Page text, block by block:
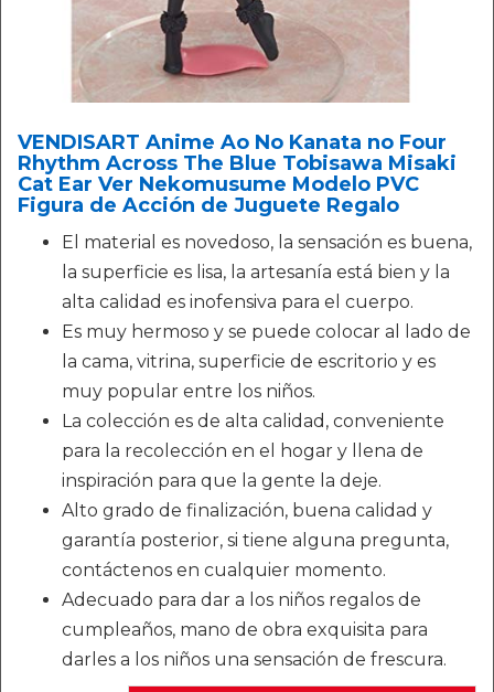
VENDISART Anime Ao No Kanata no Four
Rhythm Across The Blue Tobisawa Misaki
Cat Ear Ver Nekomusume Modelo PVC
Figura de Acción de Juguete Regalo
El material es novedoso, la sensación es buena,
la superficie es lisa, la artesanía está bien y la
alta calidad es inofensiva para el cuerpo.
Es muy hermoso y se puede colocar al lado de
la cama, vitrina, superficie de escritorio y es
muy popular entre los niños.
La colección es de alta calidad, conveniente
para la recolección en el hogar y llena de
inspiración para que la gente la deje.
Alto grado de finalización, buena calidad y
garantía posterior, si tiene alguna pregunta,
contáctenos en cualquier momento.
Adecuado para dar a los niños regalos de
cumpleaños, mano de obra exquisita para
darles a los niños una sensación de frescura.